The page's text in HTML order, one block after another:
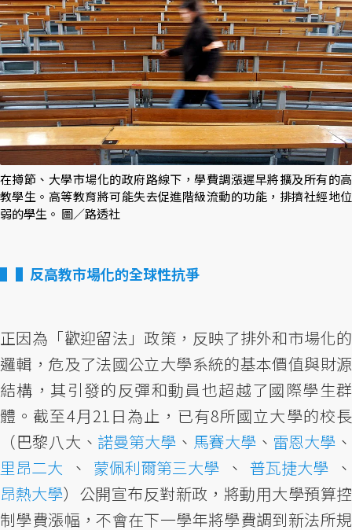
在撙節、大學市場化的政府路線下，學費調漲遲早將擴及所有的高
教學生。高等教育將可能失去促進階級流動的功能，排擠社經地位
弱的學生。 圖／路透社
▌反高教市場化的全球性抗爭
正因為「歡迎留法」政策，反映了排外和市場化的
邏輯，危及了法國公立大學系統的基本價值與財源
結構，其引發的反彈和動員也超越了國際學生群
體。截至4月21日為止，已有8所國立大學的校長
（巴黎八大、 諾曼第大學 、 馬賽大學、 雷恩大學 、
里昂二大 、 蒙佩利爾第三大學 、普瓦捷大學 、
昂熱大學）公開宣布反對新政，將動用大學預算控
制學費漲幅，不會在下一學年將學費調到新法所規